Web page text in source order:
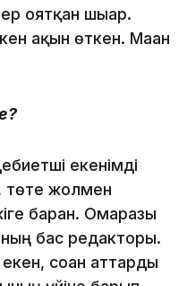
оятқан шығар.
ақын өткен. Маған
екенімді
төте жолмен
барған. Омарғазы
бас редакторы.
соған аттарды